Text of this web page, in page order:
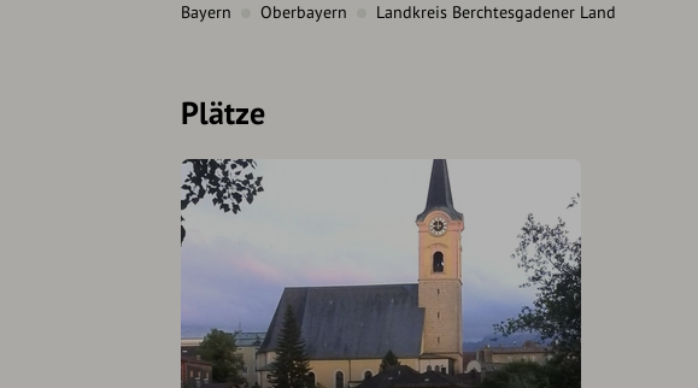
Bayern Oberbayern Landkreis Berchtesgadener Land
Plätze